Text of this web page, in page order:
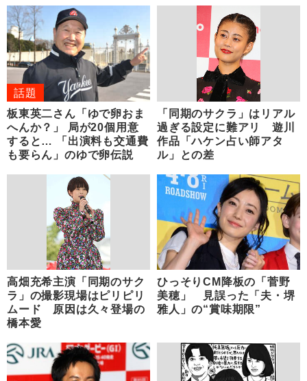
話題
板東英二さん「ゆで卵おま
へんか？」 局が20個用意
すると… 「出演料も交通費
も要らん」のゆで卵伝説
「同期のサクラ」はリアル
過ぎる設定に難アリ 遊川
作品「ハケン占い師アタ
ル」との差
高畑充希主演「同期のサク
ラ」の撮影現場はピリピリ
ムード 原因は久々登場の
橋本愛
ひっそりCM降板の「菅野
美穂」 見誤った「夫・堺
雅人」の“賞味期限”